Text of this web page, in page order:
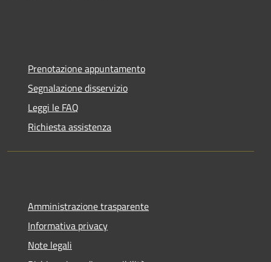
Prenotazione appuntamento
Segnalazione disservizio
Leggi le FAQ
Richiesta assistenza
Amministrazione trasparente
Informativa privacy
Note legali